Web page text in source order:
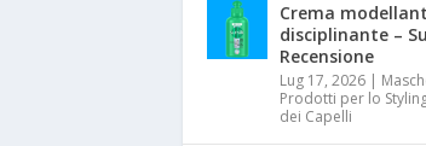
Crema
disciplinante –
Recensione
Lug 17, 2026 |
Prodotti per lo
dei Capelli